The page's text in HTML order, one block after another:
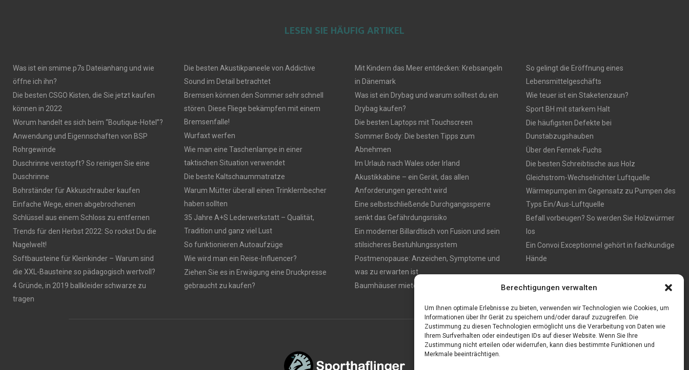
Berechtigungen verwalten
Um Ihnen optimale Erlebnisse zu bieten, verwenden wir Technologien wie Cookies, um
Informationen über Ihr Gerät zu speichern und/oder darauf zuzugreifen. Die
Zustimmung zu diesen Technologien ermöglicht uns die Verarbeitung von Daten wie
Ihrem Surfverhalten oder eindeutigen IDs auf dieser Website. Wenn Sie Ihre
Zustimmung nicht erteilen oder widerrufen, kann dies bestimmte Funktionen und
Merkmale beeinträchtigen.
LESEN SIE HÄUFIG ARTIKEL
Was ist ein smime.p7s Dateianhang und wie
öffne ich ihn?
Die besten CSGO Kisten, die Sie jetzt kaufen
können in 2022
Worum handelt es sich beim “Boutique-Hotel”?
Anwendung und Eigennschaften von BSP
Rohrgewinde
Duschrinne verstopft? So reinigen Sie eine
Duschrinne
Bohrständer für Akkuschrauber kaufen
Einfache Wege, einen abgebrochenen
Schlüssel aus einem Schloss zu entfernen
Trends für den Herbst 2022: So rockst Du die
Nagelwelt!
Softbausteine für Kleinkinder – Warum sind
die XXL-Bausteine so pädagogisch wertvoll?
4 Gründe, in 2019 ballkleider schwarze zu
tragen
Die besten Akustikpaneele von Addictive
Sound im Detail betrachtet
Bremsen können den Sommer sehr schnell
stören. Diese Fliege bekämpfen mit einem
Bremsenfalle!
Wurfaxt werfen
Wie man eine Taschenlampe in einer
taktischen Situation verwendet
Die beste Kaltschaummatratze
Warum Mütter überall einen Trinklernbecher
haben sollten
35 Jahre A+S Lederwerkstatt – Qualität,
Tradition und ganz viel Lust
So funktionieren Autoaufzüge
Wie wird man ein Reise-Influencer?
Ziehen Sie es in Erwägung eine Druckpresse
gebraucht zu kaufen?
Mit Kindern das Meer entdecken: Krebsangeln
in Dänemark
Was ist ein Drybag und warum solltest du ein
Drybag kaufen?
Die besten Laptops mit Touchscreen
Sommer Body: Die besten Tipps zum
Abnehmen
Im Urlaub nach Wales oder Irland
Akustikkabine – ein Gerät, das allen
Anforderungen gerecht wird
Eine selbstschließende Durchgangssperre
senkt das Gefährdungsrisiko
Ein moderner Billardtisch von Fusion und sein
stilsicheres Bestuhlungssystem
Postmenopause: Anzeichen, Symptome und
was zu erwarten ist
Baumhäuser mieten
So gelingt die Eröffnung eines
Lebensmittelgeschäfts
Wie teuer ist ein Staketenzaun?
Sport BH mit starkem Halt
Die häufigsten Defekte bei
Dunstabzugshauben
Über den Fennek-Fuchs
Die besten Schreibtische aus Holz
Gleichstrom-Wechselrichter Luftquelle
Wärmepumpen im Gegensatz zu Pumpen des
Typs Ein/Aus-Luftquelle
Befall vorbeugen? So werden Sie Holzwürmer
los
Ein Convoi Exceptionnel gehört in fachkundige
Hände